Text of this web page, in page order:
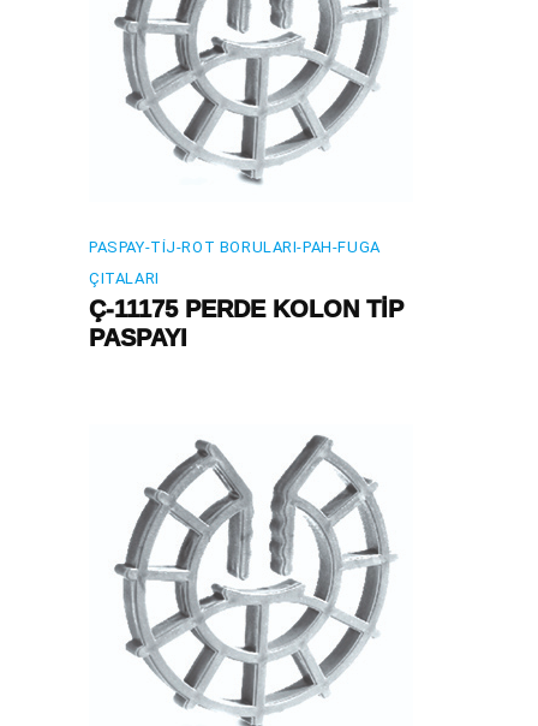
PASPAY-TIJ-ROT BORULARI-PAH-FUGA
ÇITALARI
Ç-11175 PERDE KOLON TİP
PASPAYI